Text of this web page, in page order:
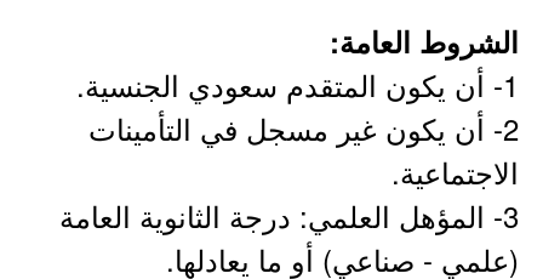
الشروط العامة:
1- أن يكون المتقدم سعودي الجنسية.
2- أن يكون غير مسجل في التأمينات
الاجتماعية.
3- المؤهل العلمي: درجة الثانوية العامة
(علمي - صناعي) أو ما يعادلها.